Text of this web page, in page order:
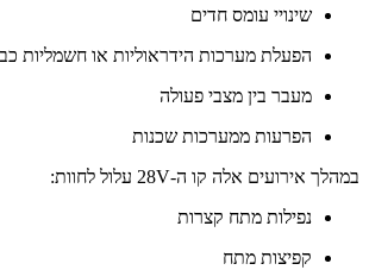
שינויי עומס חדים
הפעלת מערכות הידראוליות או חשמליות
מעבר בין מצבי פעולה
הפרעות ממערכות שכנות
במהלך אירועים אלה קו ה-28V עלול לחוות:
נפילות מתח קצרות
קפיצות מתח